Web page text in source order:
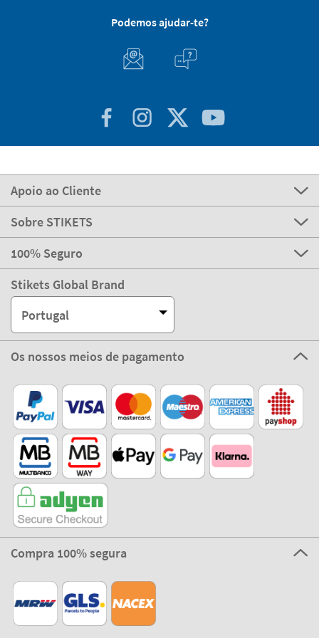
Podemos ajudar-te?
Apoio ao Cliente
Sobre STIKETS
100% Seguro
Stikets Global Brand
Portugal
Os nossos meios de pagamento
Compra 100% segura